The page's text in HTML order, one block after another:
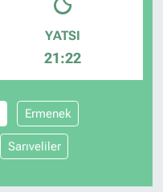
YATSI
21:22
Ermenek
Sarıveliler